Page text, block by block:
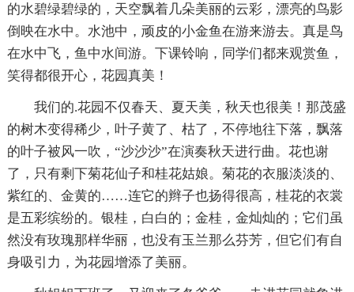
的水碧绿碧绿的，天空飘着几朵美丽的云彩，漂亮的鸟影
倒映在水中。水池中，顽皮的小金鱼在游来游去。真是鸟
在水中飞，鱼中水间游。下课铃响，同学们都来观赏鱼，
笑得都很开心，花园真美！
我们的.花园不仅春天、夏天美，秋天也很美！那茂盛
的树木变得稀少，叶子黄了、枯了，不停地往下落，飘落
的叶子被风一吹，“沙沙沙”在演奏秋天进行曲。花也谢
了，只有剩下菊花仙子和桂花姑娘。菊花的衣服淡淡的、
紫红的、金黄的……连它的辫子也扬得很高，桂花的衣裳
是五彩缤纷的。银桂，白白的；金桂，金灿灿的；它们虽
然没有玫瑰那样华丽，也没有玉兰那么芬芳，但它们有自
身吸引力，为花园增添了美丽。